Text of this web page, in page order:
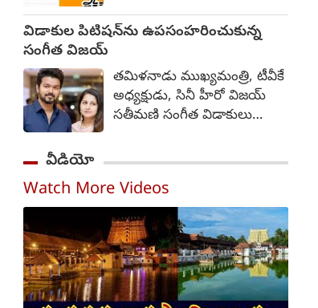
వ్యాఖ్యానించారు. ఆయన
జాతీయ స్థాయిలో పొత్తు
వున్నదనీ, తెలంగాణ రాష్ట్రం
విషయానికి వస్తే ఏ పార్టీతోనే
పొత్తు వుండదు. జనసేన విషయం
పార్టీ ఎన్డీయేలో భాగస్వామి.
తెలంగాణ ప్రభుత్వ వైఫల్యాలు,
చేస్తాం. ఇతర పార్టీల నుంచి
భాజపాలో చేరేందుకు చాలామంది
సిద్ధంగా వున్నారు. ఎన్నికలకు
మరో రెండున్నరేళ్ల సమయం
వుంది కనుక వేచి చూస్తున్నారు.
విడాకుల పిటిషన్‌ను ఉపసంహరించుకున్న
సంగీత విజయ్
తమిళనాడు ముఖ్యమంత్రి, టీవీకే
అధ్యక్షుడు, సినీ హీరో విజయ్
సతీమణి సంగీత విడాకులు
తన భర్త నుంచి విడాకులు
కోరుతూ ఆమె దాఖలు చేసిన కేసు
ముగిసిపోయినట్టు చెంగల్పట్టు
జిల్లా ఫ్యామిలీ కోర్టు శుక్రవారం
ప్రకటించింది.
వీడియో
Watch More Videos